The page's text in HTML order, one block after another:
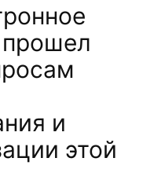
прошел
и
этой